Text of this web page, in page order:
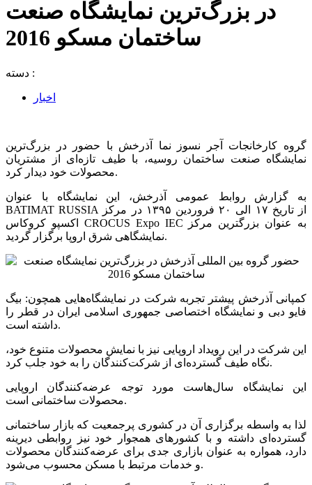
در بزرگ‌ترین نمایشگاه صنعت
ساختمان مسکو 2016
دسته :
اخبار
گروه کارخانجات آجر نسوز نما آذرخش با حضور در بزرگ‌ترین
نمایشگاه صنعت ساختمان روسیه، با طیف تازه‌ای از مشتریان
محصولات خود دیدار کرد.
به گزارش روابط عمومی آذرخش، این نمایشگاه با عنوان
BATIMAT RUSSIA از تاریخ ۱۷ الی ۲۰ فروردین ۱۳۹۵ در مرکز
اکسپو کروکاس CROCUS Expo IEC به عنوان بزرگترین مرکز
نمایشگاهی شرق اروپا برگزار گردید.
کمپانی آذرخش پیشتر تجربه شرکت در نمایشگاه‌هایی همچون: بیگ
فایو دبی و نمایشگاه اختصاصی جمهوری اسلامی ایران در قطر را
داشته است.
این شرکت در این رویداد اروپایی نیز با نمایش محصولات متنوع خود،
نگاه طیف گسترده‌ای از شرکت‌کنندگان را به خود جلب کرد.
این نمایشگاه سال‌هاست مورد توجه عرضه‌کنندگان اروپایی
محصولات ساختمانی است.
لذا به واسطه برگزاری آن در کشوری پرجمعیت که بازار ساختمانی
گسترده‌ای داشته و با کشورهای همجوار خود نیز روابطی دیرینه
دارد، همواره به عنوان بازاری جدی برای عرضه‌کنندگان محصولات
و خدمات مرتبط با مسکن محسوب می‌شود.